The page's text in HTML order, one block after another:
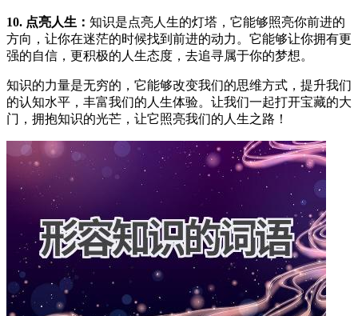
10. 点亮人生： 知识是点亮人生的灯塔，它能够照亮你前进的
方向，让你在迷茫的时候找到前进的动力。它能够让你拥有更
强的自信，更积极的人生态度，去追寻属于你的梦想。
知识的力量是无穷的，它能够改变我们的思维方式，提升我们
的认知水平，丰富我们的人生体验。让我们一起打开宝藏的大
门，拥抱知识的光芒，让它照亮我们的人生之路！